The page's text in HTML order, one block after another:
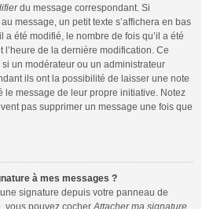
du message correspondant. Si
message, un petit texte s’affichera en bas
a été modifié, le nombre de fois qu’il a été
l’heure de la dernière modification. Ce
un modérateur ou un administrateur
ils ont la possibilité de laisser une note
le message de leur propre initiative. Notez
pas supprimer un message une fois que
à mes messages ?
signature depuis votre panneau de
vous pouvez cocher Attacher ma signature